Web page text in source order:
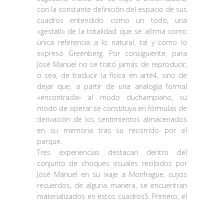
con la constante definición del espacio de sus
cuadros entendido como un todo, una
«gestalt» de la totalidad que se afirma como
única referencia a lo natural, tal y como lo
expresó Greenberg. Por consiguiente, para
José Manuel no se trató jamás de reproducir,
o sea, de traducir la física en arte4, sino de
dejar que, a partir de una analogía formal
«encontrada» al modo duchampiano, su
modo de operar se constituya en fórmulas de
derivación de los sentimientos almacenados
en su memoria tras su recorrido por el
parque.
Tres experiencias destacan dentro del
conjunto de choques visuales recibidos por
José Manuel en su viaje a Monfragüe, cuyos
recuerdos, de alguna manera, se encuentran
materializados en estos cuadros5. Primero, el